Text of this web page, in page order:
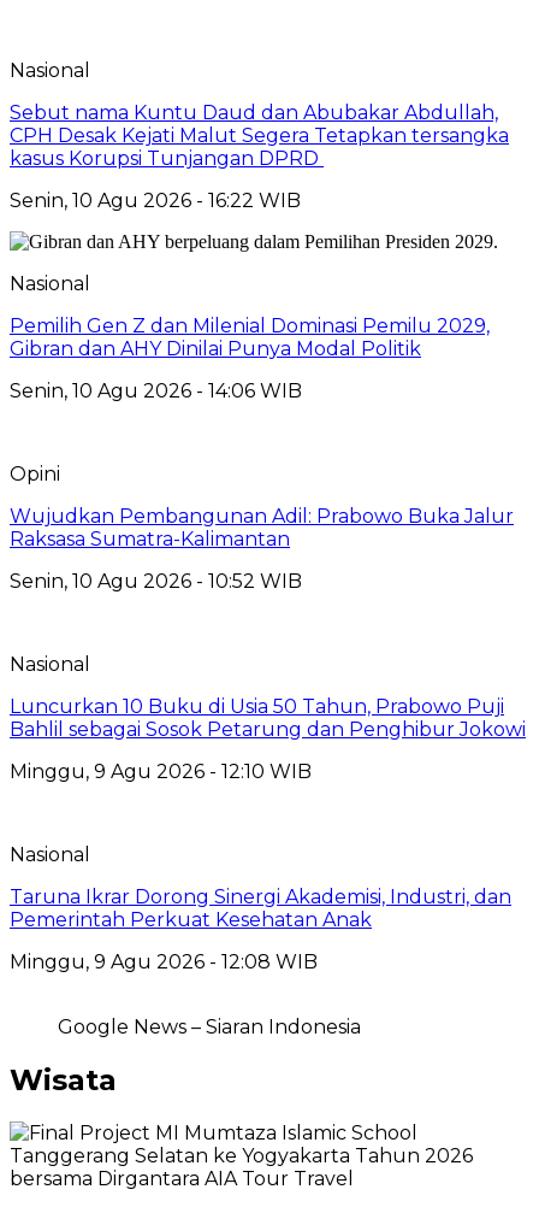
Nasional
Sebut nama Kuntu Daud dan Abubakar Abdullah,
CPH Desak Kejati Malut Segera Tetapkan tersangka
kasus Korupsi Tunjangan DPRD
Senin, 10 Agu 2026 - 16:22 WIB
Nasional
Pemilih Gen Z dan Milenial Dominasi Pemilu 2029,
Gibran dan AHY Dinilai Punya Modal Politik
Senin, 10 Agu 2026 - 14:06 WIB
Opini
Wujudkan Pembangunan Adil: Prabowo Buka Jalur
Raksasa Sumatra-Kalimantan
Senin, 10 Agu 2026 - 10:52 WIB
Nasional
Luncurkan 10 Buku di Usia 50 Tahun, Prabowo Puji
Bahlil sebagai Sosok Petarung dan Penghibur Jokowi
Minggu, 9 Agu 2026 - 12:10 WIB
Nasional
Taruna Ikrar Dorong Sinergi Akademisi, Industri, dan
Pemerintah Perkuat Kesehatan Anak
Minggu, 9 Agu 2026 - 12:08 WIB
Google News – Siaran Indonesia
Wisata